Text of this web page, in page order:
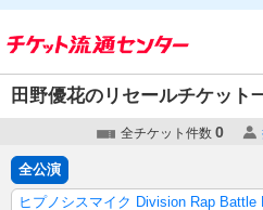
田野優花のリセールチケット
全チケット件数 0
全公演
ヒプノシスマイク Division Rap